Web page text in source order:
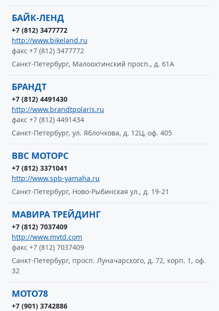
БАЙК-ЛЕНД
+7 (812) 3477772
http://www.bikeland.ru
факс +7 (812) 3477772
Санкт-Петербург, Малоохтинский просп., д. 61А
БРАНДТ
+7 (812) 4491430
http://www.brandtpolaris.ru
факс +7 (812) 4491434
Санкт-Петербург, ул. Яблочкова, д. 12Ц, оф. 405
ВВС МОТОРС
+7 (812) 3371041
http://www.spb-yamaha.ru
Санкт-Петербург, Ново-Рыбинская ул., д. 19-21
МАВИРА ТРЕЙДИНГ
+7 (812) 7037409
http://www.mvtd.com
факс +7 (812) 7037409
Санкт-Петербург, просп. Луначарского, д. 72, корп. 1, оф.
32
МОТО78
+7 (901) 3742886